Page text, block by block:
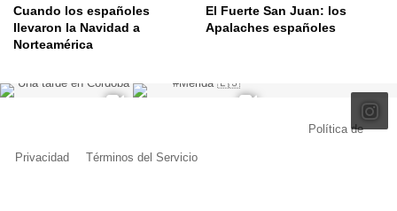
Cuando los españoles
llevaron la Navidad a
Norteamérica
El Fuerte San Juan: los
Apalaches españoles
Política de
Privacidad Términos del Servicio